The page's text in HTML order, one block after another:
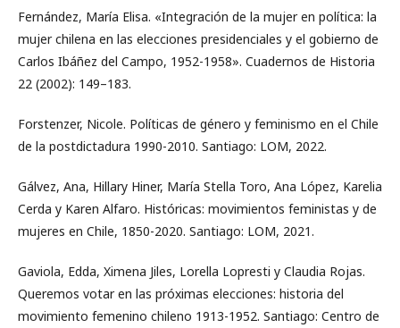
Fernández, María Elisa. «Integración de la mujer en política: la
mujer chilena en las elecciones presidenciales y el gobierno de
Carlos Ibáñez del Campo, 1952-1958». Cuadernos de Historia
22 (2002): 149–183.
Forstenzer, Nicole. Políticas de género y feminismo en el Chile
de la postdictadura 1990-2010. Santiago: LOM, 2022.
Gálvez, Ana, Hillary Hiner, María Stella Toro, Ana López, Karelia
Cerda y Karen Alfaro. Históricas: movimientos feministas y de
mujeres en Chile, 1850-2020. Santiago: LOM, 2021.
Gaviola, Edda, Ximena Jiles, Lorella Lopresti y Claudia Rojas.
Queremos votar en las próximas elecciones: historia del
movimiento femenino chileno 1913-1952. Santiago: Centro de